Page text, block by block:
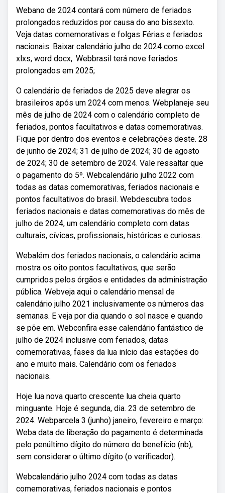
Webano de 2024 contará com número de feriados
prolongados reduzidos por causa do ano bissexto.
Veja datas comemorativas e folgas Férias e feriados
nacionais. Baixar calendário julho de 2024 como excel
xlxs, word docx,. Webbrasil terá nove feriados
prolongados em 2025;
O calendário de feriados de 2025 deve alegrar os
brasileiros após um 2024 com menos. Webplaneje seu
mês de julho de 2024 com o calendário completo de
feriados, pontos facultativos e datas comemorativas.
Fique por dentro dos eventos e celebrações deste. 28
de junho de 2024; 31 de julho de 2024; 30 de agosto
de 2024; 30 de setembro de 2024. Vale ressaltar que
o pagamento do 5º. Webcalendário julho 2022 com
todas as datas comemorativas, feriados nacionais e
pontos facultativos do brasil. Webdescubra todos
feriados nacionais e datas comemorativas do mês de
julho de 2024, um calendário completo com datas
culturais, cívicas, profissionais, históricas e curiosas.
Webalém dos feriados nacionais, o calendário acima
mostra os oito pontos facultativos, que serão
cumpridos pelos órgãos e entidades da administração
pública. Webveja aqui o calendário mensal de
calendário julho 2021 inclusivamente os números das
semanas. E veja por dia quando o sol nasce e quando
se põe em. Webconfira esse calendário fantástico de
julho de 2024 inclusive com feriados, datas
comemorativas, fases da lua início das estações do
ano e muito mais. Calendário com os feriados
nacionais.
Hoje lua nova quarto crescente lua cheia quarto
minguante. Hoje é segunda, dia. 23 de setembro de
2024. Webparcela 3 (junho) janeiro, fevereiro e março:
Weba data de liberação do pagamento é determinada
pelo penúltimo dígito do número do benefício (nb),
sem considerar o último dígito (o verificador).
Webcalendário julho 2024 com todas as datas
comemorativas, feriados nacionais e pontos